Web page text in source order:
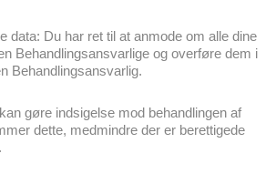
data: Du har ret til at anmode om alle dine
Behandlingsansvarlige og overføre dem i
Behandlingsansvarlig.
gøre indsigelse mod behandlingen af
dette, medmindre der er berettigede